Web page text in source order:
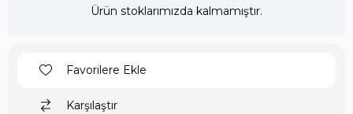
Ürün stoklarımızda kalmamıştır.
Favorilere Ekle
Karşılaştır